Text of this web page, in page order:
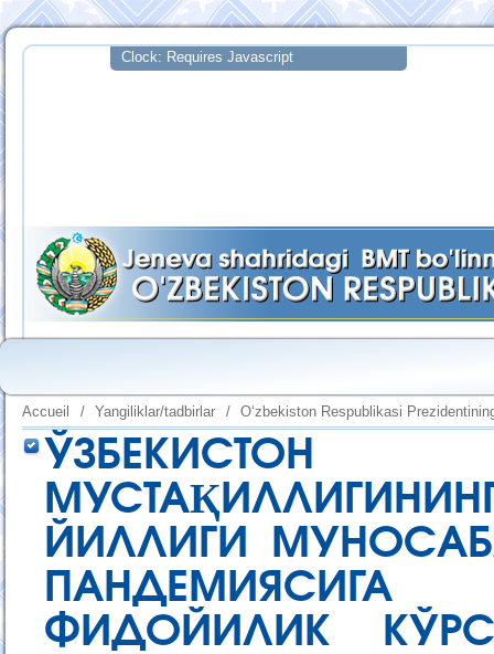
Accueil / Yangiliklar/tadbirlar / O‘zbekiston Respublikasi
ЙИЛЛИГИ
ФИДОЙИЛИК